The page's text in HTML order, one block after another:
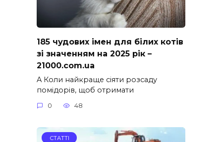
185 чудових імен для білих котів
зі значенням на 2025 рік –
21000.com.ua
A Коли найкраще сіяти розсаду
помідорів, щоб отримати
0 48
СТАТТІ